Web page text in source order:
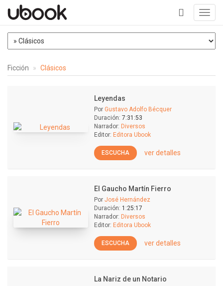
+
Ficción Clásicos
Leyendas
Por Gustavo Adolfo Bécquer
Duración: 7:31:53
Narrador: Diversos
Editor: Editora Ubook
ESCUCHA ver detalles
El Gaucho Martín Fierro
Por José Hernández
Duración: 1:25:17
Narrador: Diversos
Editor: Editora Ubook
ESCUCHA ver detalles
La Nariz de un Notario